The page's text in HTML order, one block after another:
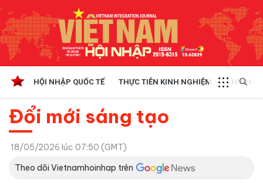
HỘI NHẬP QUỐC TẾ THỰC TIỄN KINH NGHIỆM CHÍNH
Đổi mới sáng tạo
18/05/2026 lúc 07:50 (GMT)
Theo dõi Vietnamhoinhap trên